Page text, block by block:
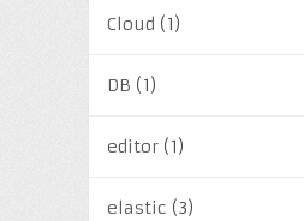
Cloud (1)
DB (1)
editor(1)
elastic (3)